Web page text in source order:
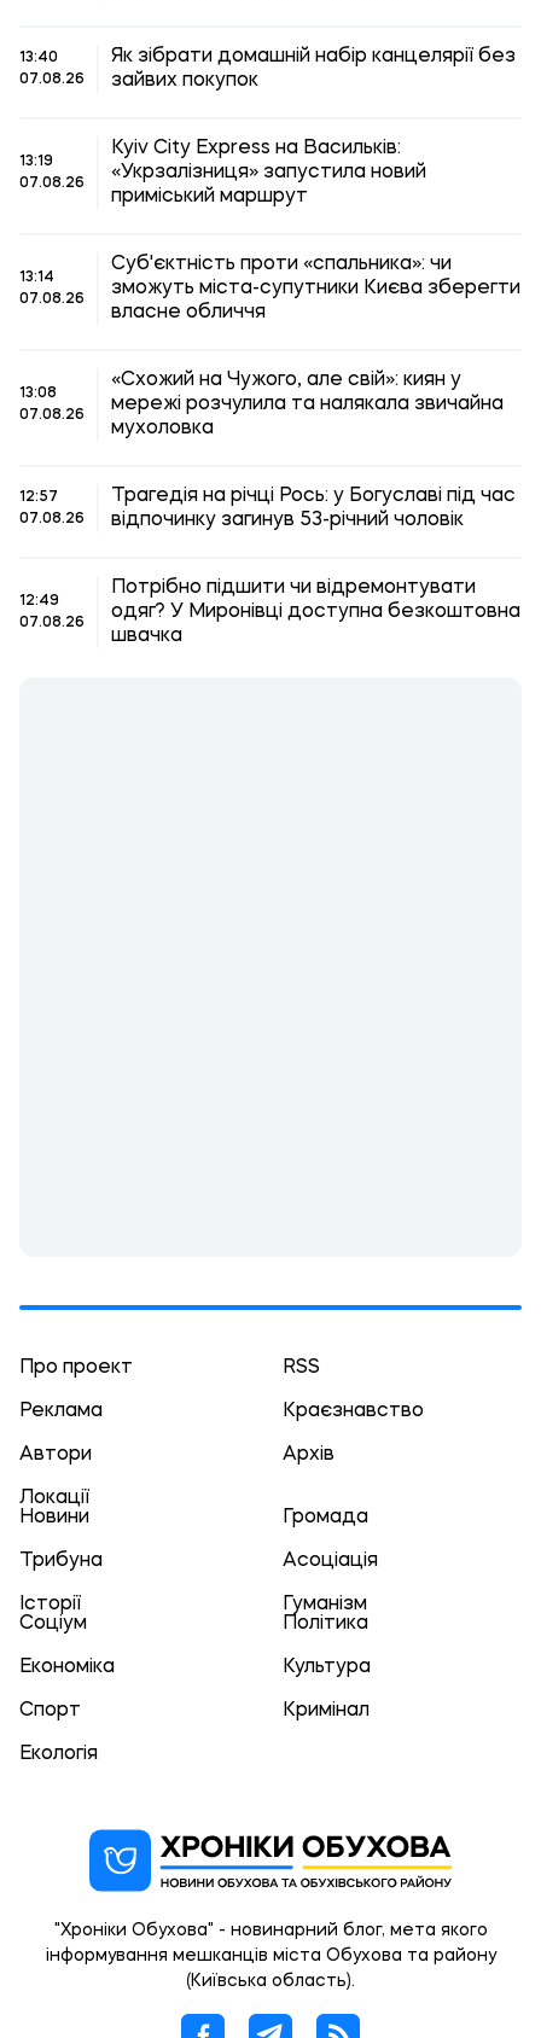
13:40
07.08.26
Як зібрати домашній набір канцелярії без
зайвих покупок
13:19
07.08.26
Kyiv City Express на Васильків:
«Укрзалізниця» запустила новий
приміський маршрут
13:14
07.08.26
Суб'єктність проти «спальника»: чи
зможуть міста-супутники Києва зберегти
власне обличчя
13:08
07.08.26
«Схожий на Чужого, але свій»: киян у
мережі розчулила та налякала звичайна
мухоловка
12:57
07.08.26
Трагедія на річці Рось: у Богуславі під час
відпочинку загинув 53-річний чоловік
12:49
07.08.26
Потрібно підшити чи відремонтувати
одяг? У Миронівці доступна безкоштовна
швачка
Про проект RSS
Реклама Краєзнавство
Автори Архів
Локації
Новини
Громада
Трибуна Асоціація
Історії
Гуманізм
Соціум
Політика
Економіка Культура
Спорт Кримінал
Екологія
"Хроніки Обухова" - новинарний блог, мета якого
інформування мешканців міста Обухова та району
(Київська область).